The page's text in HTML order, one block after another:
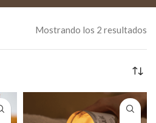
Mostrando los 2 resultados